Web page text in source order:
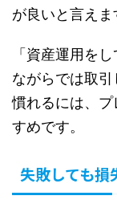
が良いと言えま
「資産運用を
ながらでは取
慣れるには、
すめです。
失敗しても損